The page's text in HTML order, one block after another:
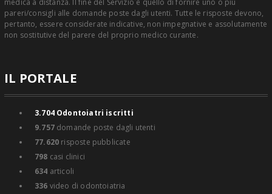
medica a distanza. Il fine del Servizio è quello di fornire uno o più
pareri/consigli alle domande poste dagli utenti. Tutte le risposte devono,
pertanto, essere considerate indicative, non impegnative e assolutamente
non sostitutive del parere del proprio medico curante.
IL PORTALE
3.704Odontoiatri iscritti
9.757domande poste dagli utenti
77.620 risposte pubblicate
798 casi clinici
634 articoli
336 video di odontoiatria